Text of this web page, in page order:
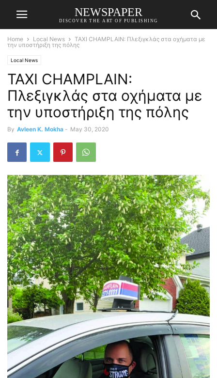
NEWSPAPER
DISCOVER THE ART OF PUBLISHING
Home Local News
TAXI CHAMPLAIN: Πλεξιγκλάς στα οχήματα με
την υποστήριξη της πόλης
Local News
TAXI CHAMPLAIN:
Πλεξιγκλάς στα οχήματα με
την υποστήριξη της πόλης
By Avleen K. Mokha - May 30, 2020